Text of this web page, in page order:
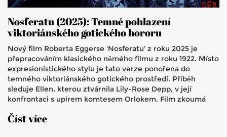
Nosferatu (2025): Temné pohlazení
viktoriánského gotického hororu
Nový film Roberta Eggerse 'Nosferatu' z roku 2025 je
přepracováním klasického němého filmu z roku 1922. Místo
expresionistického stylu je tato verze ponořena do
temného viktoriánského gotického prostředí. Příběh
sleduje Ellen, kterou ztvárnila Lily-Rose Depp, v její
konfrontaci s upírem komtesem Orlokem. Film zkoumá
zpracování je výjimečné, ačkoliv některé herecké výkony
Číst více